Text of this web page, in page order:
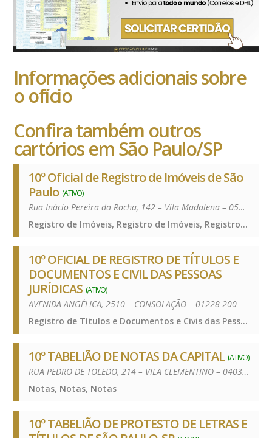
Informações adicionais sobre
o ofício
Confira também outros
cartórios em São Paulo/SP
10º Oficial de Registro de Imóveis de São
Paulo (ATIVO)
Rua Inácio Pereira da Rocha, 142 – Vila Madalena – 05432-010
Registro de Imóveis, Registro de Imóveis, Registro de Imóveis
10º OFICIAL DE REGISTRO DE TÍTULOS E
DOCUMENTOS E CIVIL DAS PESSOAS
JURÍDICAS (ATIVO)
AVENIDA ANGÉLICA, 2510 – CONSOLAÇÃO – 01228-200
Registro de Títulos e Documentos e Civis das Pessoas Jurídicas, Registro de Títulos e Documentos e Civis das Pessoas Jurídicas, Registro de Títulos e Documentos e Civis das Pessoas Jurídicas
10º TABELIÃO DE NOTAS DA CAPITAL (ATIVO)
RUA PEDRO DE TOLEDO, 214 – VILA CLEMENTINO – 04039-030
Notas, Notas, Notas
10º TABELIÃO DE PROTESTO DE LETRAS E